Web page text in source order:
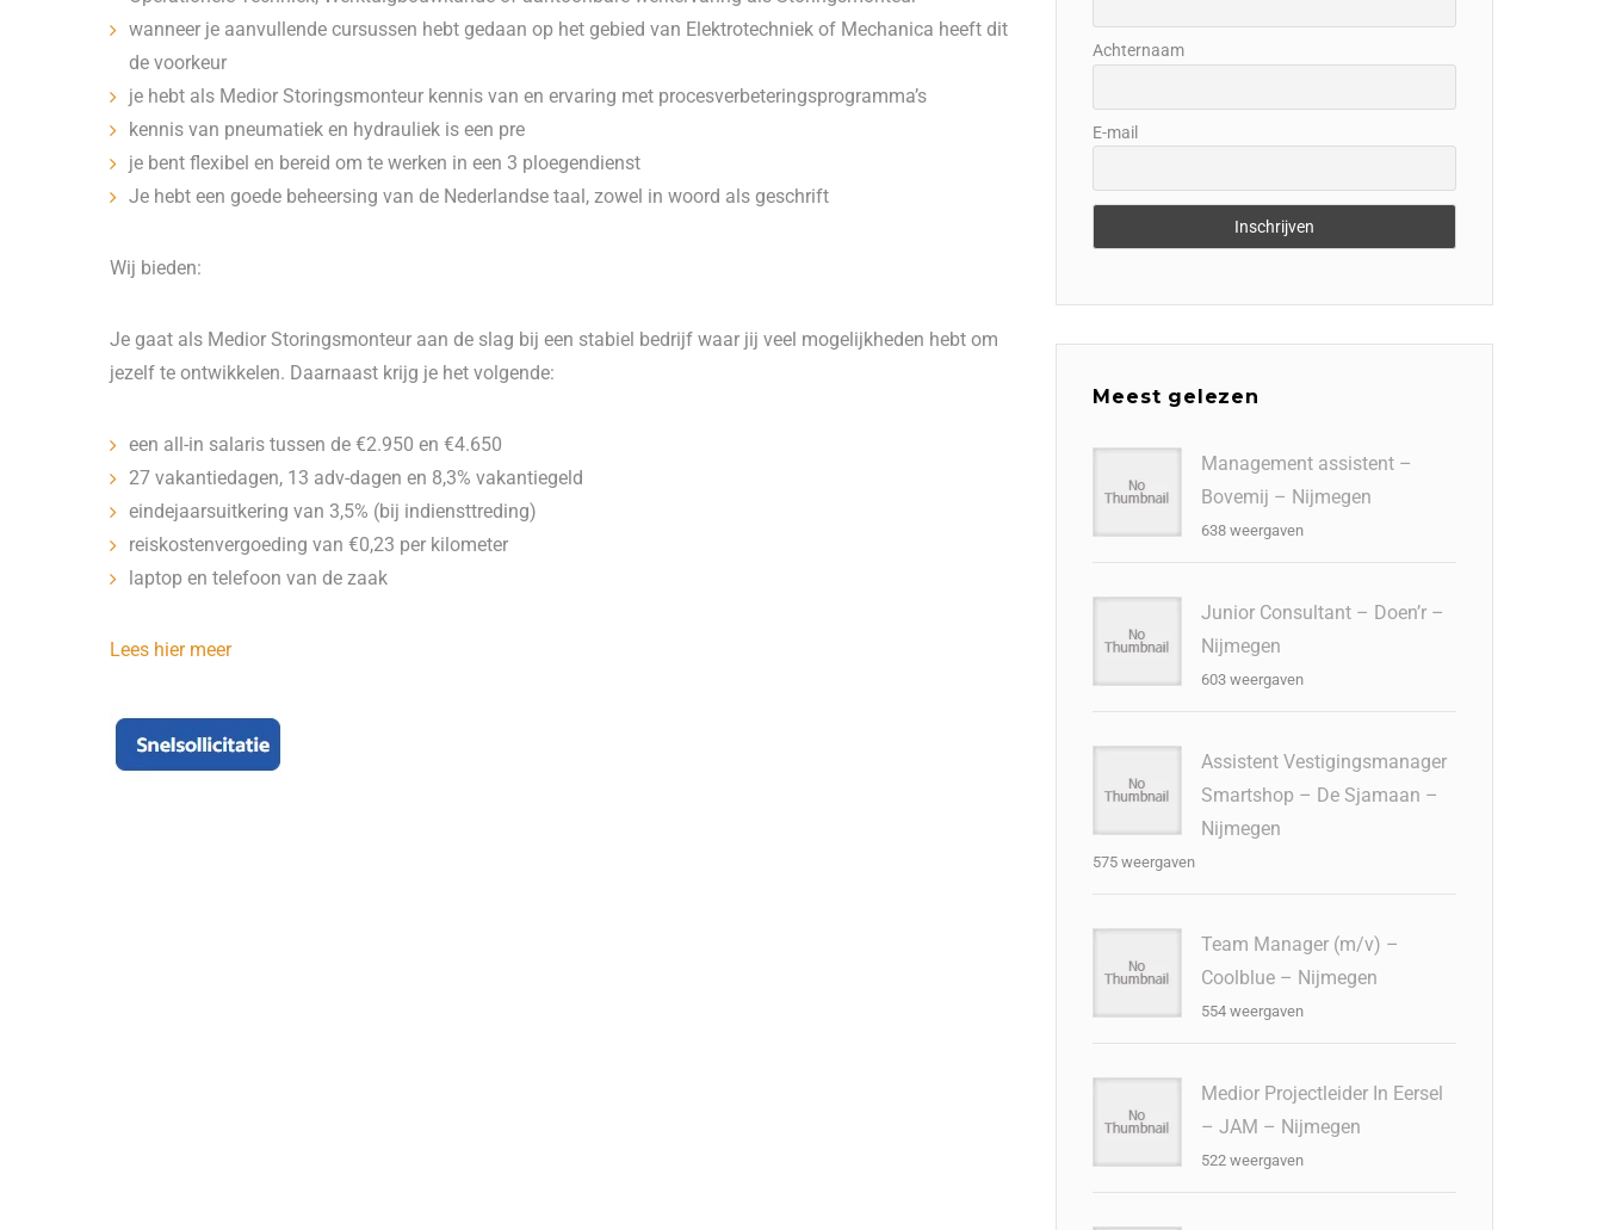
wanneer je aanvullende cursussen hebt gedaan op het gebied van Elektrotechniek of Mechanica heeft dit
de voorkeur
je hebt als Medior Storingsmonteur kennis van en ervaring met procesverbeteringsprogramma’s
kennis van pneumatiek en hydrauliek is een pre
je bent flexibel en bereid om te werken in een 3 ploegendienst
Je hebt een goede beheersing van de Nederlandse taal, zowel in woord als geschrift
Wij bieden:
Je gaat als Medior Storingsmonteur aan de slag bij een stabiel bedrijf waar jij veel mogelijkheden hebt om
jezelf te ontwikkelen. Daarnaast krijg je het volgende:
een all-in salaris tussen de €2.950 en €4.650
27 vakantiedagen, 13 adv-dagen en 8,3% vakantiegeld
eindejaarsuitkering van 3,5% (bij indiensttreding)
reiskostenvergoeding van €0,23 per kilometer
laptop en telefoon van de zaak
Lees hier meer
Achternaam
E-mail
Meest gelezen
Management assistent –
Bovemij – Nijmegen
638 weergaven
Junior Consultant – Doen’r –
Nijmegen
603 weergaven
Assistent Vestigingsmanager
Smartshop – De Sjamaan –
Nijmegen
575 weergaven
Team Manager (m/v) –
Coolblue – Nijmegen
554 weergaven
Medior Projectleider In Eersel
– JAM – Nijmegen
522 weergaven